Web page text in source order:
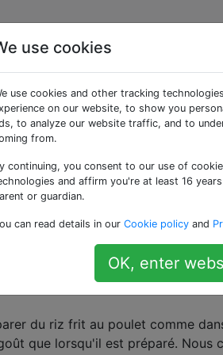
«sauce»
un condiment servi avec d'autres
tomate, comment puis-je
une sauce tomate pour les
d'utiliser du sucre ou du
cuisine
ils du riz frit au
du riz frit au poulet comme
que lorsqu'il est préparé. Nous
use cookies
use cookies and other tracking
on our website, to show you
to analyze our website traffic, and to
from.
continuing, you consent to our use of
and affirm you're at least 16
or guardian.
can read details in our Cookie policy and
OK, enter